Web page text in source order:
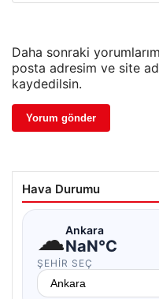
Daha sonraki
posta adresim ve site
kaydedilsin.
Hava Durumu
☁Ankara
NaN°C
ŞEHIR SEÇ